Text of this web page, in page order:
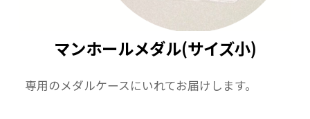
マンホールメダル(サイズ小)
専用のメダルケースにいれてお届けします。